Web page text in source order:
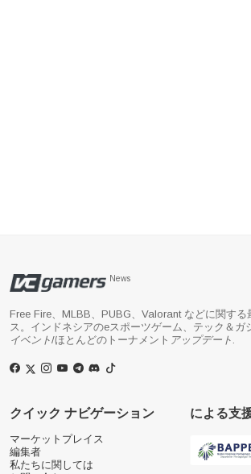
News
Free Fire、MLBB、PUBG、Valorant などに関する
ス。インドネシアのeスポーツゲーム、テック＆ガ
イベント/ほとんどのトーナメント アップデート
クイック ナビゲーション
マーケットプレイス
編集者
私たちに関しては
による支